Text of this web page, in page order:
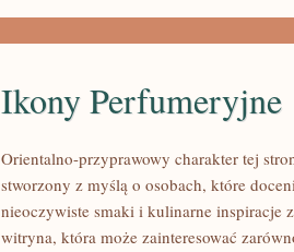
Ikony Perfumeryjne
Orientalno-przyprawowy charakter tej
stworzony z myślą o osobach, które
nieoczywiste smaki i kulinarne inspiracje
witryna, która może zainteresować